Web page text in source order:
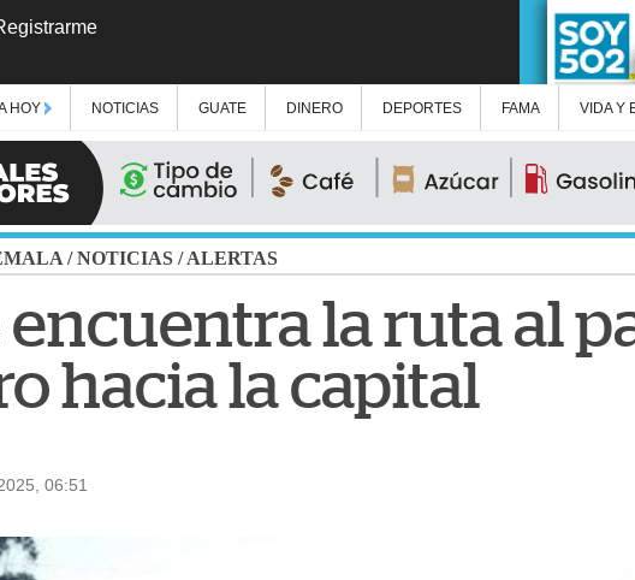
HOY NOTICIAS GUATE DINERO DEPORTES FAMA VIDA Y
/NOTICIAS /ALERTAS
encuentra la ruta al
hacia la capital
06:51